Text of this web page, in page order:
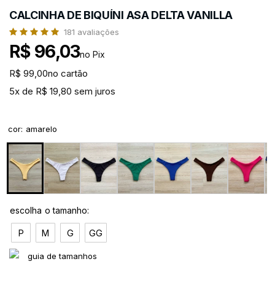
CALCINHA DE BIQUÍNI ASA DELTA VANILLA
181 avaliações
R$ 96,03no Pix
R$ 99,00no cartão
5x de R$ 19,80 sem juros
cor: amarelo
P M G GG